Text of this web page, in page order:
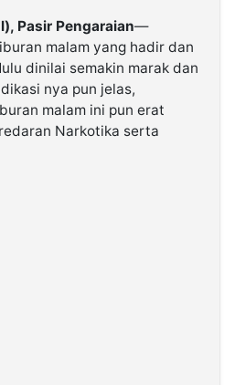
Pasir Pengaraian—
malam yang hadir dan
dinilai semakin marak dan
nya pun jelas,
malam ini pun erat
Narkotika serta